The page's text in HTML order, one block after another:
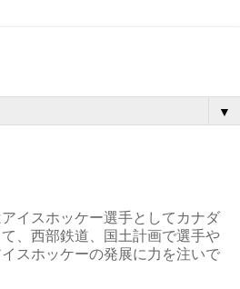
▼
イスホッケー選手としてカナダ
、西部鉄道、国土計画で選手や
スホッケーの発展に力を注いで